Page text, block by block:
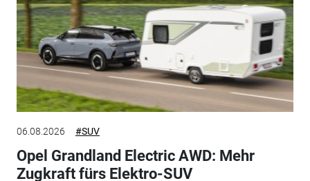
06.08.2026 #SUV
Opel Grandland Electric AWD: Mehr
Zugkraft fürs Elektro-SUV